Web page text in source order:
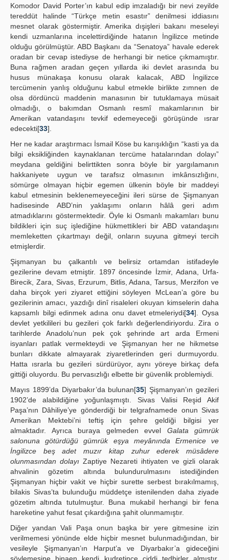
Komodor David Porter’ın kabul edip imzaladığı bir nevi zeyilde
tereddüt halinde “Türkçe metin esastır” denilmesi iddiasını
mesnet olarak göstermiştir. Amerika dışişleri bakanı meseleyi
kendi uzmanlarına incelettirdiğinde hatanın İngilizce metinde
olduğu görülmüştür. ABD Başkanı da “Senatoya” havale ederek
oradan bir cevap istediyse de herhangi bir netice çıkmamıştır.
Buna rağmen aradan geçen yıllarda iki devlet arasında bu
husus münakaşa konusu olarak kalacak, ABD İngilizce
tercümenin yanlış olduğunu kabul etmekle birlikte zımnen de
olsa dördüncü maddenin manasının bir tutuklamaya müsait
olmadığı, o bakımdan Osmanlı resmî makamlarının bir
Amerikan vatandaşını tevkif edemeyeceği görüşünde ısrar
edecekti[33].
Her ne kadar araştırmacı İsmail Köse bu karışıklığın “kasti ya da
bilgi eksikliğinden kaynaklanan tercüme hatalarından dolayı”
meydana geldiğini belirttikten sonra böyle bir yargılamanın
hakkaniyete uygun ve tarafsız olmasının imkânsızlığını,
sömürge olmayan hiçbir egemen ülkenin böyle bir maddeyi
kabul etmesinin beklenemeyeceğini ileri sürse de Şişmanyan
hadisesinde ABD’nin yaklaşımı onların hâlâ geri adım
atmadıklarını göstermektedir. Öyle ki Osmanlı makamları bunu
bildikleri için suç işlediğine hükmettikleri bir ABD vatandaşını
memleketten çıkartmayı değil, onların suyuna gitmeyi tercih
etmişlerdir.
Şişmanyan bu çalkantılı ve belirsiz ortamdan istifadeyle
gezilerine devam etmiştir. 1897 öncesinde İzmir, Adana, Urfa-
Birecik, Zara, Sivas, Erzurum, Bitlis, Adana, Tarsus, Merzifon ve
daha birçok yeri ziyaret ettiğini söyleyen McLean’a göre bu
gezilerinin amacı, yazdığı dinî risaleleri okuyan kimselerin daha
kapsamlı bilgi edinmek adına onu davet etmeleriydi[34]. Oysa
devlet yetkilileri bu gezileri çok farklı değerlendiriyordu. Zira o
tarihlerde Anadolu’nun pek çok şehrinde art arda Ermeni
isyanları patlak vermekteydi ve Şişmanyan her ne hikmetse
bunları dikkate almayarak ziyaretlerinden geri durmuyordu.
Hatta ısrarla bu gezileri sürdürüyor, aynı yöreye birkaç defa
gittiği oluyordu. Bu pervasızlığı elbette bir güvenlik problemiydi.
Mayıs 1899’da Diyarbakır’da bulunan[35] Şişmanyan’ın gezileri
1902’de alabildiğine yoğunlaşmıştı. Sivas Valisi Reşid Akif
Paşa’nın Dâhiliye’ye gönderdiği bir telgrafnamede onun Sivas
Amerikan Mektebi’ni teftiş için şehre geldiği bilgisi yer
almaktadır. Ayrıca buraya gelmeden evvel Galata gümrük
salonuna götürdüğü gümrük eşya meyânında Ermenice ve
İngilizce beş adet muzır kitap zuhur ederek müsâdere
olunmasından dolayı Zaptiye Nezareti ihtiyaten ve gizli olarak
ahvalinin gözetim altında bulundurulmasını istediğinden
Şişmanyan hiçbir vakit ve hiçbir surette serbest bırakılmamış,
bilakis Sivas’ta bulunduğu müddetçe istenilenden daha ziyade
gözetim altında tutulmuştur. Buna mukabil herhangi bir fena
hareketine yahut fesat çıkardığına şahit olunmamıştır.
Diğer yandan Vali Paşa onun başka bir yere gitmesine izin
verilmemesi yönünde elde hiçbir mesnet bulunmadığından, bir
vesileyle Şişmanyan’ın Harput’a ve Diyarbakır’a gideceğini